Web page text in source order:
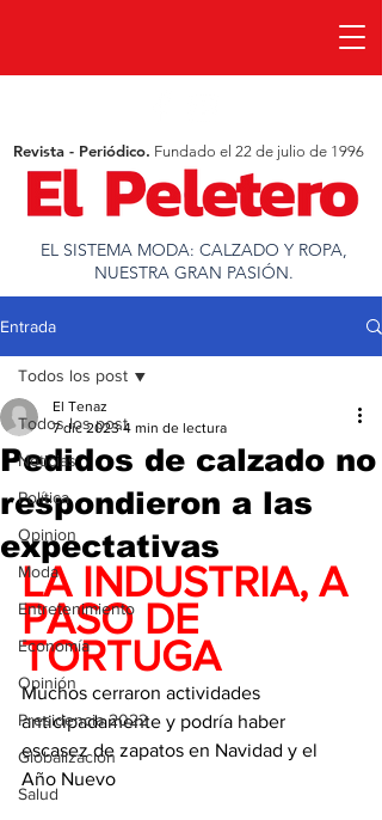
EL SISTEMA MODA: CALZADO Y ROPA,
NUESTRA GRAN PASIÓN.
Revista - Periódico. Fundado el 22 de julio de 1996
Entrada
Todos los post
Noticias
Política
Opinion
Moda
Entretenimiento
Economía
Opinión
Presidencia 2022
Globalización
Salud
Todos los post
Pedidos de calzado no
respondieron a las
expectativas
El Tenaz
7 dic 2023 4 min de lectura
LA INDUSTRIA, A
PASO DE
TORTUGA
Muchos cerraron actividades
anticipadamente y podría haber
escasez de zapatos en Navidad y el
Año Nuevo